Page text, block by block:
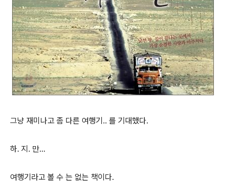
그냥 재미나고 좀 다른 여행기.. 를 기대했다.
하. 지. 만...
여행기라고 볼 수 는 없는 책이다.